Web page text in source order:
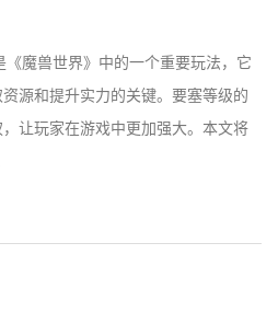
魔兽世界》中的一个重要玩法，它
源和提升实力的关键。要塞等级的
让玩家在游戏中更加强大。本文将